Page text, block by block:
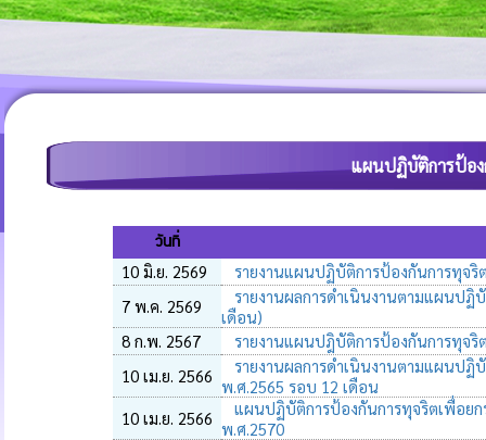
แผนปฏิบัติการป้อ
วันที่
10 มิ.ย. 2569
รายงานแผนปฏิบัติการป้องกันการทุจริ
7 พ.ค. 2569
รายงานผลการดำเนินงานตามแผนป
เดือน)
8 ก.พ. 2567
รายงานแผนปฎิบัติการป้องกันการทุจริ
10 เม.ย. 2566
รายงานผลการดำเนินงานตามแผนป
พ.ศ.2565 รอบ 12 เดือน
10 เม.ย. 2566
แผนปฏิบัติการป้องกันการทุจริตเพื่อย
พ.ศ.2570